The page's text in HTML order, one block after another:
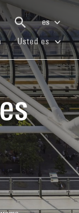
es
(current)Usted es